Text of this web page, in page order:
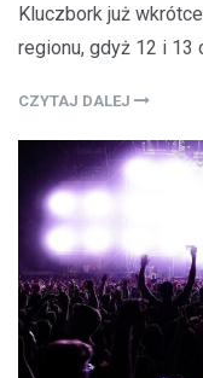
Kluczbork już
regionu, gdyż 12 i 13
CZYTAJ DALEJ